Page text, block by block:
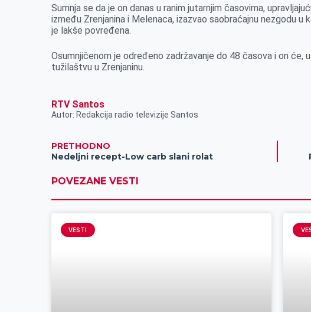
k
e
r
n
p
Sumnja se da je on danas u ranim jutarnjim časovima,
između Zrenjanina i Melenaca, izazvao saobraćajnu nezgodu
je lakše povređena.
Osumnjičenom je određeno zadržavanje do 48 časova i on će,
tužilaštvu u Zrenjaninu.
RTV Santos
Autor: Redakcija radio televizije Santos
PRETHODNO
Nedeljni recept-Low carb slani rolat
POVEZANE VESTI
VESTI